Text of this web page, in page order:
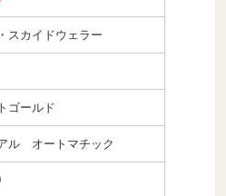
スカイドウェラー
ゴールド
ル オートマチック